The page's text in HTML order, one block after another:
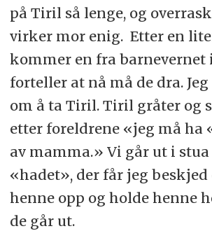
på Tiril så lenge, og
virker mor enig. Etter en
kommer en fra barnevernet
forteller at nå må de dra.
om å ta Tiril. Tiril gråter og
etter foreldrene «jeg må ha
av mamma.» Vi går ut i stua
«hadet», der får jeg
henne opp og holde henne
de går ut.